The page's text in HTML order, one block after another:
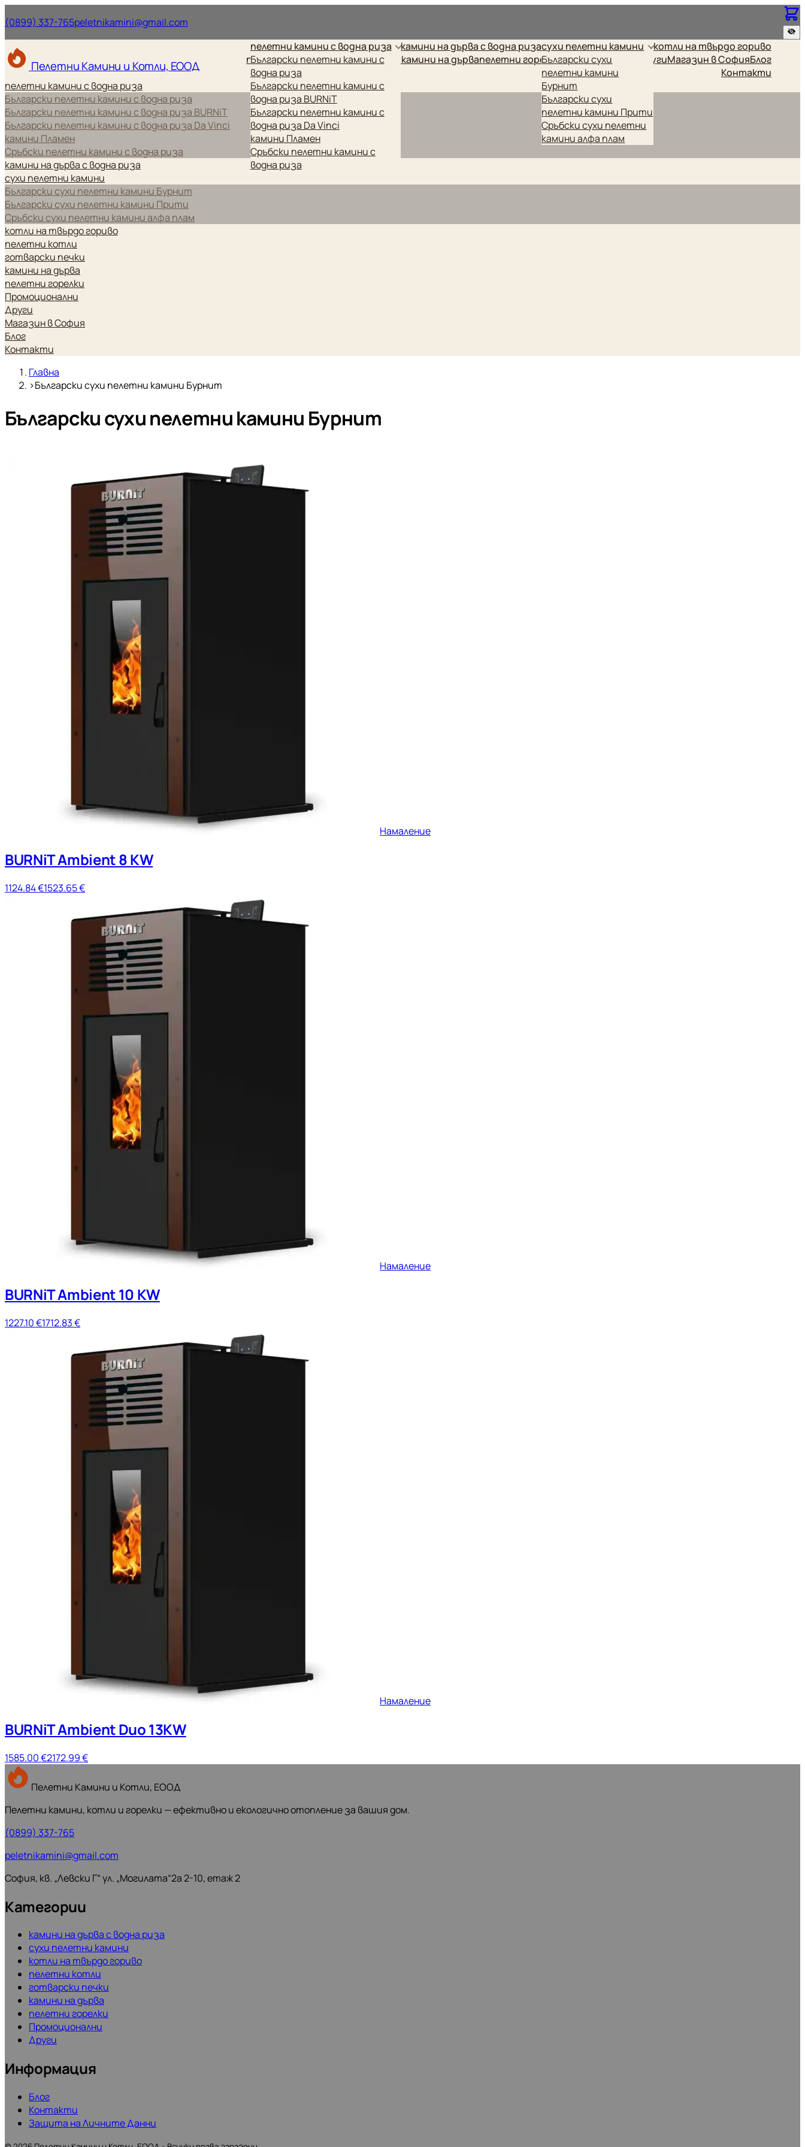
(0899) 337-765Нашият телефонен номер.
peletnikamini@gmail.com
Пелетни Камини и Котли, ЕООД
пелетни камини с водна риза
Български пелетни камини с
водна риза
Български пелетни камини с
водна риза BURNiT
Български пелетни камини с
водна риза Da Vinci
камини Пламен
Сръбски пелетни камини с
водна риза
камини на дърва с водна ризасухи пелетни камини
Български сухи
пелетни камини
Бурнит
Български сухи
пелетни камини Прити
Сръбски сухи пелетни
камини алфа плам
котли на твърдо гориво
пелетни котлиготварски печки камини на дървапелетни горелкиПромоционални ДругиМагазин в СофияБлог
Контакти
пелетни камини с водна риза
Български пелетни камини с водна риза
Български пелетни камини с водна риза BURNiT
Български пелетни камини с водна риза Da Vinci
камини Пламен
Сръбски пелетни камини с водна риза
камини на дърва с водна риза
сухи пелетни камини
Български сухи пелетни камини Бурнит
Български сухи пелетни камини Прити
Сръбски сухи пелетни камини алфа плам
котли на твърдо гориво
пелетни котли
готварски печки
камини на дърва
пелетни горелки
Промоционални
Други
Магазин в София
Блог
Контакти
Главна
›Български сухи пелетни камини Бурнит
Български сухи пелетни камини Бурнит
Намаление
BURNiT Ambient 8 KW
1124.84€1523.65€
Намаление
BURNiT Ambient 10 KW
1227.10€1712.83€
Намаление
BURNiT Ambient Duo 13KW
1585.00€2172.99€
Пелетни Камини и Котли, ЕООД
Пелетни камини, котли и горелки — ефективно и екологично отопление за вашия дом.
(0899) 337-765
peletnikamini@gmail.com
София, кв. „Левски Г“ ул. „Могилата“2а 2-10, етаж 2
Категории
камини на дърва с водна риза
сухи пелетни камини
котли на твърдо гориво
пелетни котли
готварски печки
камини на дърва
пелетни горелки
Промоционални
Други
Информация
Блог
Контакти
Защита на Личните Данни